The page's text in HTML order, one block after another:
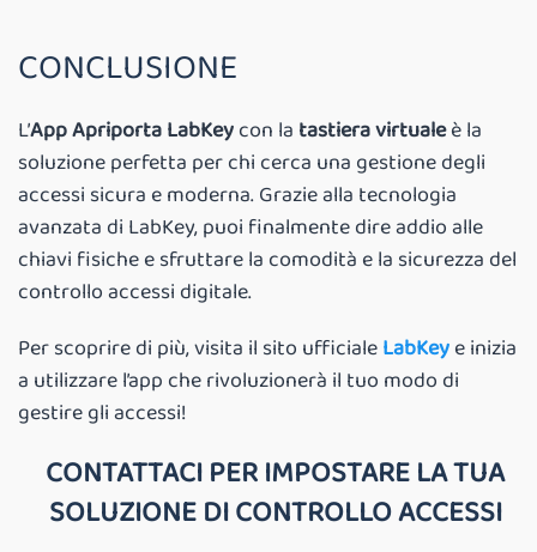
CONCLUSIONE
L’App Apriporta LabKeycon la tastiera virtualeè la
soluzione perfetta per chi cerca una gestione degli
accessi sicura e moderna. Grazie alla tecnologia
avanzata di LabKey, puoi finalmente dire addio alle
chiavi fisiche e sfruttare la comodità e la sicurezza del
controllo accessi digitale.
Per scoprire di più, visita il sito ufficialeLabKeye inizia
a utilizzare l’app che rivoluzionerà il tuo modo di
gestire gli accessi!
CONTATTACI PER IMPOSTARE LA TUA
SOLUZIONE DI CONTROLLO ACCESSI